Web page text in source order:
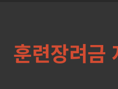
훈련장려금